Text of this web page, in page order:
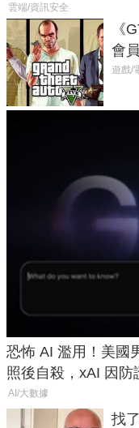
雲端/資訊安全
《
會
在
遊戲/
恐怖 AI 濫用！美國
照後自殺，xAI 因
AI/大數據
找